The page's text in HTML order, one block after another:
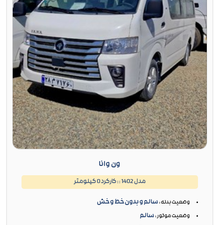
ون وانا
مدل 1402 :: کارکرد 0 کیلومتر
وضعیت بدنه :سالم و بدون خط و خش
وضعیت موتور :سالم